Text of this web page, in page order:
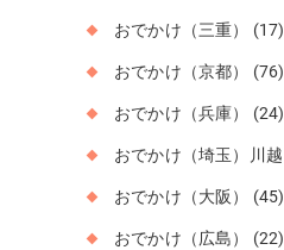
おでかけ（三重） (17)
おでかけ（京都） (76)
おでかけ（兵庫） (24)
おでかけ（埼玉）川越
おでかけ（大阪） (45)
おでかけ（広島） (22)